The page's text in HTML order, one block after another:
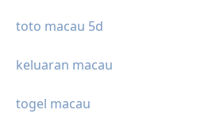
toto macau 5d
keluaran macau
togel macau